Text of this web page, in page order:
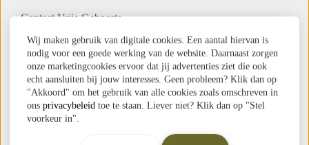
Contact Vrije Geboorte
Whatsapp
Email
Veel beeld op deze website komt uit ‘ Mijn reis naar binnen’
en is gemaakt doorJilke Pet
Wij maken gebruik van digitale cookies. Een aantal hiervan is
nodig voor een goede werking van de website. Daarnaast zorgen
onze marketingcookies ervoor dat jij advertenties ziet die ook
echt aansluiten bij jouw interesses. Geen probleem? Klik dan op
"Akkoord" om het gebruik van alle cookies zoals omschreven in
ons privacybeleid toe te staan. Liever niet? Klik dan op "Stel
voorkeur in".